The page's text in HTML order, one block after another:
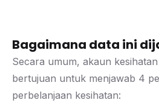
Bagaimana data ini
Secara umum, akaun
bertujuan untuk menjawab 4
perbelanjaan kesihatan: